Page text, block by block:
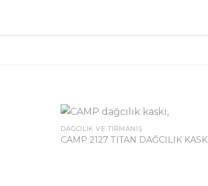
DAĞCILIK VE TIRMANIŞ
CAMP 2127 TITAN DAĞCILIK KASKI